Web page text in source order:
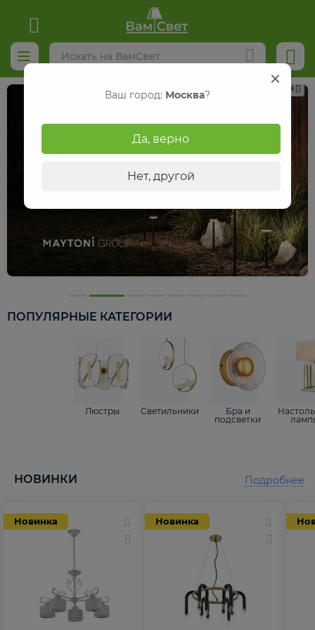
Реклама
ПОПУЛЯРНЫЕ КАТЕГОРИИ
Люстры Светильники
Бра и
подсветки
НОВИНКИ
Новинка Новинка
Подробнее
Ваш город: Москва?
Да, верно
Нет, другой